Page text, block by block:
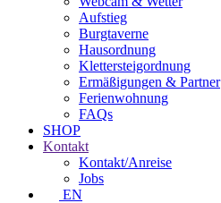
Aufstieg
Burgtaverne
Hausordnung
Klettersteigordnung
Ermäßigungen & Partner
Ferienwohnung
FAQs
SHOP
Kontakt
Kontakt/Anreise
Jobs
EN